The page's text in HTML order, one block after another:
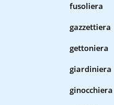
fusoliera
gazzettiera
gettoniera
giardiniera
ginocchiera